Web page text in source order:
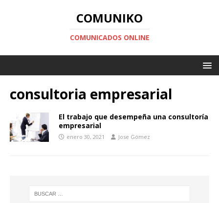
COMUNIKO
COMUNICADOS ONLINE
consultoria empresarial
El trabajo que desempeña una consultoría
empresarial
enero 30, 2021 Jose Gómez